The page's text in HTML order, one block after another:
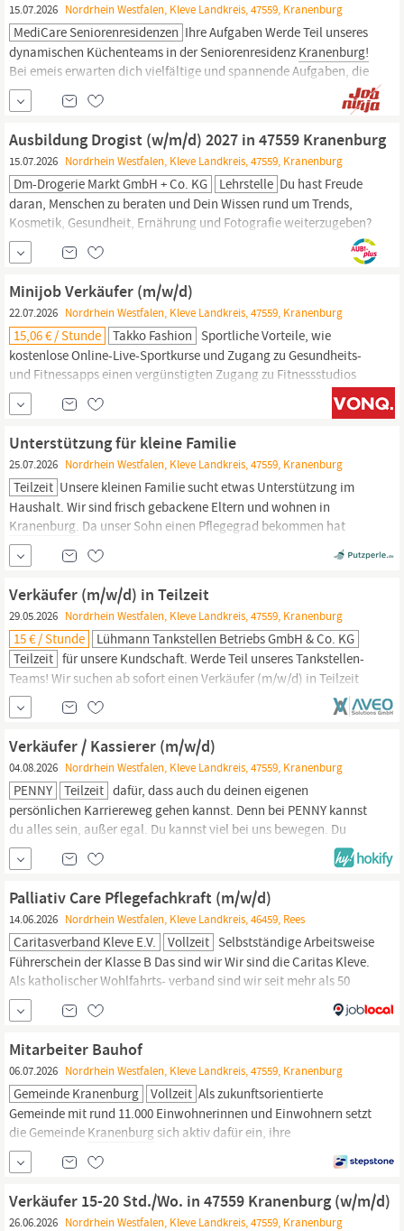
15.07.2026 Nordrhein Westfalen, Kleve Landkreis, 47559, Kranenburg
MediCare Seniorenresidenzen Ihre Aufgaben Werde Teil unseres
dynamischen Küchenteams in der Seniorenresidenz Kranenburg!
Bei emeis erwarten dich vielfältige und spannende Aufgaben, die
zur kulinarischen Freude unserer Bewohner beitragen. Egal ob du
bereits ein erfahrener Beikoch bist oder neu im Berufsfeld, bei uns
findest du genau die richtige Herausforderung und
Unterstützung.
Ausbildung Drogist (w/m/d) 2027 in 47559 Kranenburg
15.07.2026 Nordrhein Westfalen, Kleve Landkreis, 47559, Kranenburg
Dm-Drogerie Markt GmbH + Co. KG Lehrstelle Du hast Freude
daran, Menschen zu beraten und Dein Wissen rund um Trends,
Kosmetik, Gesundheit, Ernährung und Fotografie weiterzugeben?
Dann werde Teil unserer Arbeitsgemeinschaft und gestalte die
besondere dm-Einkaufswelt mit. Lass uns gemeinsam handeln –
mit Deiner Ausbildung zum Drogisten (w/m/d) bei dm. Deine
Aufgaben und Lerninhalte Alltag im dm-Markt kennenlernen:...
Minijob Verkäufer (m/w/d)
22.07.2026 Nordrhein Westfalen, Kleve Landkreis, 47559, Kranenburg
15,06 € / Stunde Takko Fashion Sportliche Vorteile, wie
kostenlose Online-Live-Sportkurse und Zugang zu Gesundheits-
und Fitnessapps einen vergünstigten Zugang zu Fitnessstudios
Kontakt Alisa Grabner Takko Fashion Alfred-Krupp-Straße 21
48291 Telgte, Deutschland Geschäftsführer: Martino Pessina,
13245 | Ust.-Id Nr. DE275314125 | takko.com FAKTEN AUF EINEN
BLICK StandortKranenburg
Unterstützung für kleine Familie
25.07.2026 Nordrhein Westfalen, Kleve Landkreis, 47559, Kranenburg
Teilzeit Unsere kleinen Familie sucht etwas Unterstützung im
Haushalt. Wir sind frisch gebackene Eltern und wohnen in
Kranenburg. Da unser Sohn einen Pflegegrad bekommen hat
suchen wir nach einer Unterstützung in unserem Haushalt. Wir
würden uns freuen, wenn wir jemanden finden, der jede Woche
oder alle 2 Wochen ein Mal zu uns nach Hause kommt und das
erledigen...
Verkäufer (m/w/d) in Teilzeit
29.05.2026 Nordrhein Westfalen, Kleve Landkreis, 47559, Kranenburg
15 € / Stunde
Lühmann Tankstellen Betriebs GmbH & Co. KG
Teilzeit für unsere Kundschaft. Werde Teil unseres Tankstellen-
Teams! Wir suchen ab sofort einen Verkäufer (m/w/d) in Teilzeit
an unserer CLASSIC Tankstelle in
Wir bieten - Die
Garantie eines sicheren und zukunftsfähigen Arbeitsplatzes - Ein
überdurchschnittliches Gehalt - Ein spannendes und
abwechslungsreiches Arbeitsumfeld in einem tollen Team, das
Verkäufer / Kassierer (m/w/d)
04.08.2026 Nordrhein Westfalen, Kleve Landkreis, 47559, Kranenburg
PENNY Teilzeit dafür, dass auch du deinen eigenen
persönlichen Karriereweg gehen kannst. Denn bei PENNY kannst
du alles sein, außer egal. Du kannst viel bei uns bewegen. Du
sorgst gemeinsam mit dem Team für einen reibungslosen Ablauf
im Markt Großen Haag 10, 47559
Du betreust unsere
Kundschaft im Markt und an der Kasse und stehst ihr tatkräftig
zur Seite. Du
Palliativ Care Pflegefachkraft (m/w/d)
14.06.2026 Nordrhein Westfalen, Kleve Landkreis, 46459, Rees
Caritasverband Kleve E.V. Vollzeit Selbstständige Arbeitsweise
Führerschein der Klasse B Das sind wir Wir sind die Caritas Kleve.
Als katholischer Wohlfahrts- verband sind wir seit mehr als 50
Jahren in Kleve, Goch, Emmerich am Rhein, Rees, Kalkar,
Bedburg-Hau, Uedem und
für Menschen in Not, für
Mitarbeiter Bauhof
06.07.2026 Nordrhein Westfalen, Kleve Landkreis, 47559, Kranenburg
Gemeinde Kranenburg Vollzeit Als zukunftsorientierte
Gemeinde mit rund 11.000 Einwohnerinnen und Einwohnern setzt
die Gemeinde Kranenburg sich aktiv dafür ein, ihre
Dienstleistungen kontinuierlich zu optimieren,
weiterzuentwickeln und an die Bedürfnisse unserer Bürgerinnen
und Bürger anzupassen. Ziel ist es, die Dienstleistungen
unkompliziert und
Verkäufer 15-20 Std./Wo. in 47559 Kranenburg (w/m/d)
26.06.2026 Nordrhein Westfalen, Kleve Landkreis, 47559, Kranenburg